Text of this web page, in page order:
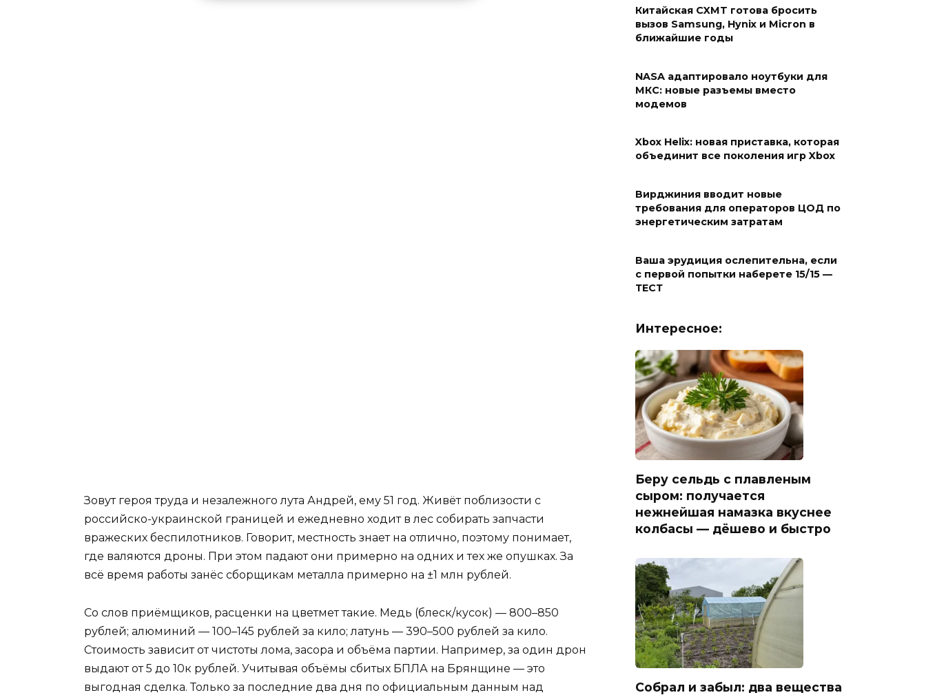
Зовут героя труда и незалежного лута Андрей, ему 51 год. Живёт поблизости с
российско-украинской границей и ежедневно ходит в лес собирать запчасти
вражеских беспилотников. Говорит, местность знает на отлично, поэтому понимает,
где валяются дроны. При этом падают они примерно на одних и тех же опушках. За
всё время работы занёс сборщикам металла примерно на ±1 млн рублей.
Со слов приёмщиков, расценки на цветмет такие. Медь (блеск/кусок) — 800–850
рублей; алюминий — 100–145 рублей за кило; латунь — 390–500 рублей за кило.
Стоимость зависит от чистоты лома, засора и объёма партии. Например, за один дрон
выдают от 5 до 10к рублей. Учитывая объёмы сбитых БПЛА на Брянщине — это
выгодная сделка. Только за последние два дня по официальным данным над
Китайская CXMT готова бросить
вызов Samsung, Hynix и Micron в
ближайшие годы
NASA адаптировало ноутбуки для
МКС: новые разъемы вместо
модемов
Xbox Helix: новая приставка, которая
объединит все поколения игр Xbox
Вирджиния вводит новые
требования для операторов ЦОД по
энергетическим затратам
Ваша эрудиция ослепительна, если
с первой попытки наберете 15/15 —
ТЕСТ
Интересное:
Беру сельдь с плавленым
сыром: получается
нежнейшая намазка вкуснее
колбасы — дёшево и быстро
Собрал и забыл: два вещества